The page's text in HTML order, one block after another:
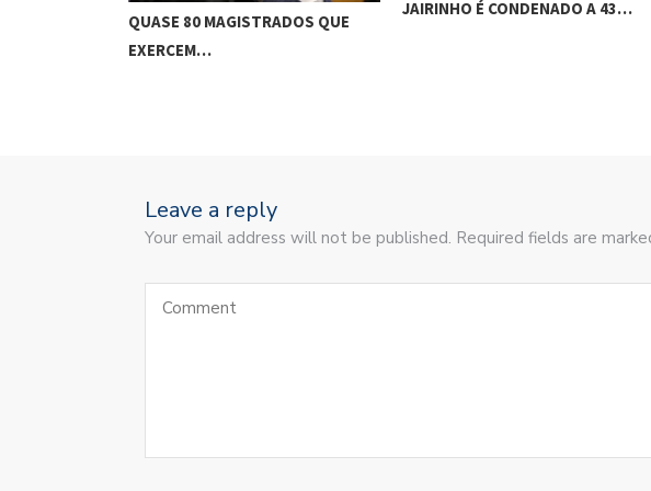
QUASE 80 MAGISTRADOS QUE
EXERCEM…
JAIRINHO É CONDENADO A 43…
Leave a reply
Your email address will not be published. Required fields are